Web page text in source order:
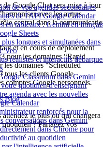
de vos agendas secondaires
de l'API Google Calendar
en tableaux : Gemini en
Sheets
longues et simultanées dans
Veo
réalistes et interactifs
Classroom dans Gemini
quotidien d'enseignant
agenda avec les nouvelles
Calendar
renforcés pour la
conversations dans Gemini
dans Chrome pour
au quotidien
de Google Chat sera mise à jour
avec les autres
central dans la
et en cours de déploiement
pour les domaines “Rapid
les domaines “Scheduled
tous les clients Google
comptes Google personnels.
Blog
le plus ou qui changera
? Partagez vos